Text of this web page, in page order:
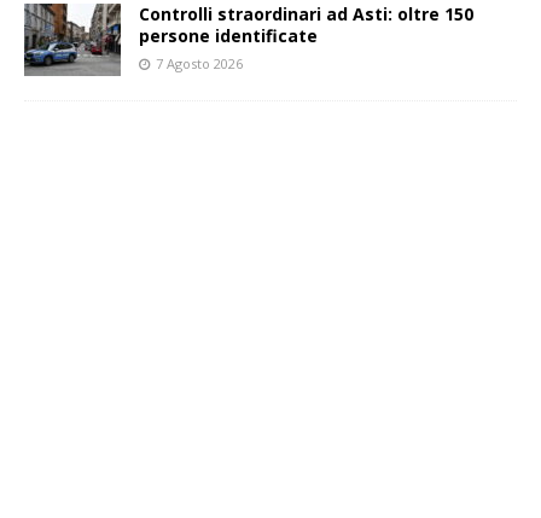
Controlli straordinari ad Asti: oltre 150
persone identificate
7 Agosto 2026